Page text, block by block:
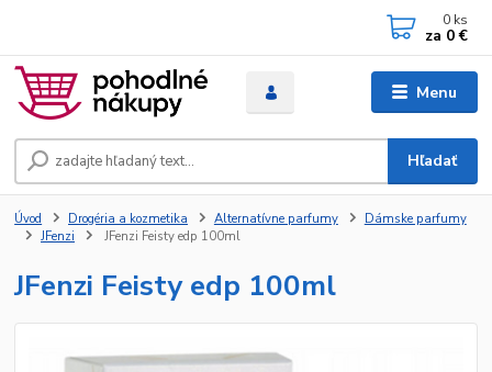
Menu
Hľadať
0 ks
za 0 €
Úvod Drogéria a kozmetika Alternatívne parfumy
Dámske parfumy
JFenzi
JFenzi Feisty edp 100ml
JFenzi Feisty edp 100ml